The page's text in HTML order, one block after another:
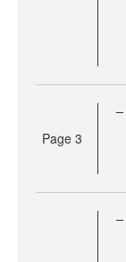
Page 3